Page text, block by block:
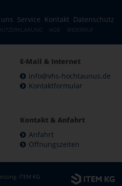
Service Kontakt Datenschutz
AGB WIDERRUF
E-Mail & Internet
info@vhs-hochtaunus.de
Kontaktformular
Kontakt & Anfahrt
Anfahrt
Öffnungszeiten
ITEM KG